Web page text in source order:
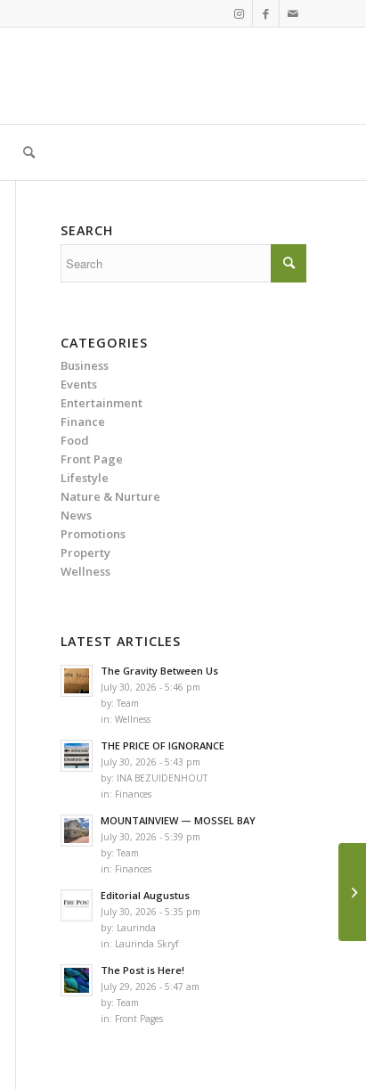
SEARCH
CATEGORIES
Business
Events
Entertainment
Finance
Food
Front Page
Lifestyle
Nature & Nurture
News
Promotions
Property
Wellness
LATEST ARTICLES
The Gravity Between Us
July 30, 2026 - 5:46 pm
by:Team
in:Wellness
THE PRICE OF IGNORANCE
July 30, 2026 - 5:43 pm
by: INA BEZUIDENHOUT
in: Finances
MOUNTAINVIEW — MOSSEL BAY
July 30, 2026 - 5:39 pm
by:Team
in: Finances
Editorial Augustus
July 30, 2026 - 5:35 pm
by: Laurinda
in: Laurinda Skryf
The Post is Here!
July 29, 2026 - 5:47 am
by:Team
in: Front Pages